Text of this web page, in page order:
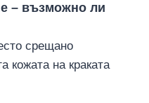
– възможно ли
срещано
кожата на краката